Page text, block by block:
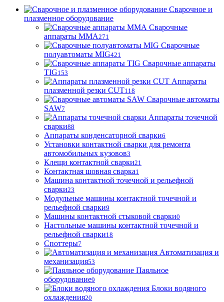
Сварочное и
плазменное оборудование
Сварочные
аппараты MMA271
Сварочные
полуавтоматы MIG421
Сварочные аппараты
TIG153
Аппараты
плазменной резки CUT118
Сварочные автоматы
SAW7
Аппараты точечной
сварки88
Аппараты конденсаторной сварки6
Установки контактной сварки для ремонта
автомобильных кузовов3
Клещи контактной сварки21
Контактная шовная сварка1
Машина контактной точечной и рельефной
сварки23
Модульные машины контактной точечной и
рельефной сварки9
Машины контактной стыковой сварки0
Настольные машины контактной точечной и
рельефной сварки18
Споттеры7
Автоматизация и
механизация53
Паяльное
оборудование9
Блоки водяного
охлаждения20